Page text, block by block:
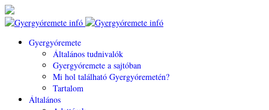
Gyergyóremete
Általános tudnivalók
Gyergyóremete a sajtóban
Mi hol található Gyergyóremetén?
Tartalom
Általános